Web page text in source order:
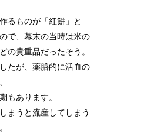
るものが「紅餅」と
で、 幕末の当時は米の
の貴重品だったそう。
たが、薬膳的に活血の
もあります。
まうと流産してしまう